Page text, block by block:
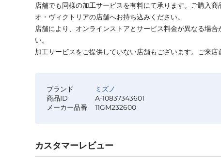
店舗でも同様の加工サービスを有料にて承ります。ご購入
オ・ヴィクトリアの店舗へお持ち込みください。
店舗により、オンラインストアとサービス料金が異なる場合
い。
加工サービスをご提供していない店舗もございます。ご来店
ブランド
ミズノ
商品ID
A-10837343601
メーカー品番
11GM232600
カスタマーレビュー